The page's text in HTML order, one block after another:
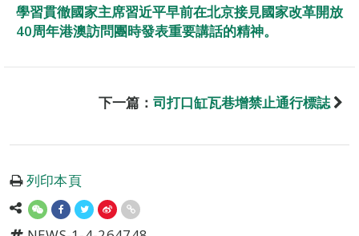
學習貫徹國家主席習近平早前在北京接見國家改革開放
40周年港澳訪問團時發表重要講話的精神。
下一篇： 司打口缸瓦巷增禁止通行標誌
列印本頁